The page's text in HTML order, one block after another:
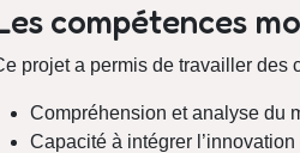
compétences
projet a permis de travailler des
Compréhension et analyse du
Capacité à intégrer